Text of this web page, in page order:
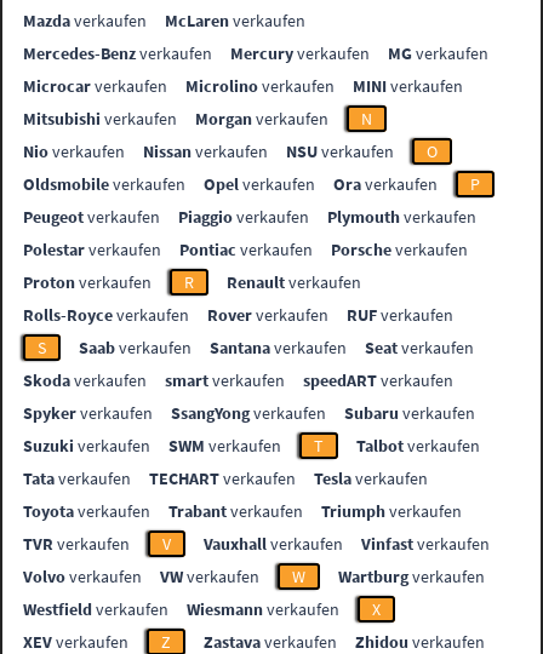
Mazdaverkaufen McLarenverkaufen
Mercedes-Benzverkaufen Mercuryverkaufen MGverkaufen
Microcarverkaufen Microlinoverkaufen MINIverkaufen
Mitsubishi verkaufen Morganverkaufen
N
Nioverkaufen Nissanverkaufen NSUverkaufen
O
Oldsmobileverkaufen Opelverkaufen Oraverkaufen
P
Peugeotverkaufen Piaggioverkaufen Plymouthverkaufen
Polestarverkaufen Pontiac verkaufen Porscheverkaufen
Protonverkaufen R Renaultverkaufen
Rolls-Royceverkaufen Roververkaufen RUFverkaufen
S
Saabverkaufen Santanaverkaufen Seatverkaufen
Skodaverkaufen smartverkaufen speedARTverkaufen
Spykerverkaufen SsangYongverkaufen Subaru verkaufen
Suzuki verkaufen SWM verkaufen T Talbotverkaufen
Tataverkaufen TECHARTverkaufen Teslaverkaufen
Toyotaverkaufen Trabantverkaufen Triumphverkaufen
TVR verkaufen V Vauxhallverkaufen Vinfastverkaufen
Volvoverkaufen VWverkaufen W Wartburgverkaufen
Westfieldverkaufen Wiesmannverkaufen
X
XEVverkaufen Z Zastavaverkaufen Zhidou verkaufen